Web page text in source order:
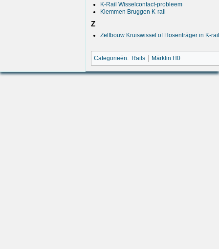
K-Rail Wisselcontact-probleem
Klemmen Bruggen K-rail
Z
Zelfbouw Kruiswissel of Hosenträger in K-
Categorieën: Rails Märklin H0